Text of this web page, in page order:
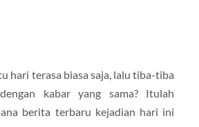
hari terasa biasa saja, lalu tiba-tiba
kabar yang sama? Itulah
berita terbaru kejadian hari ini